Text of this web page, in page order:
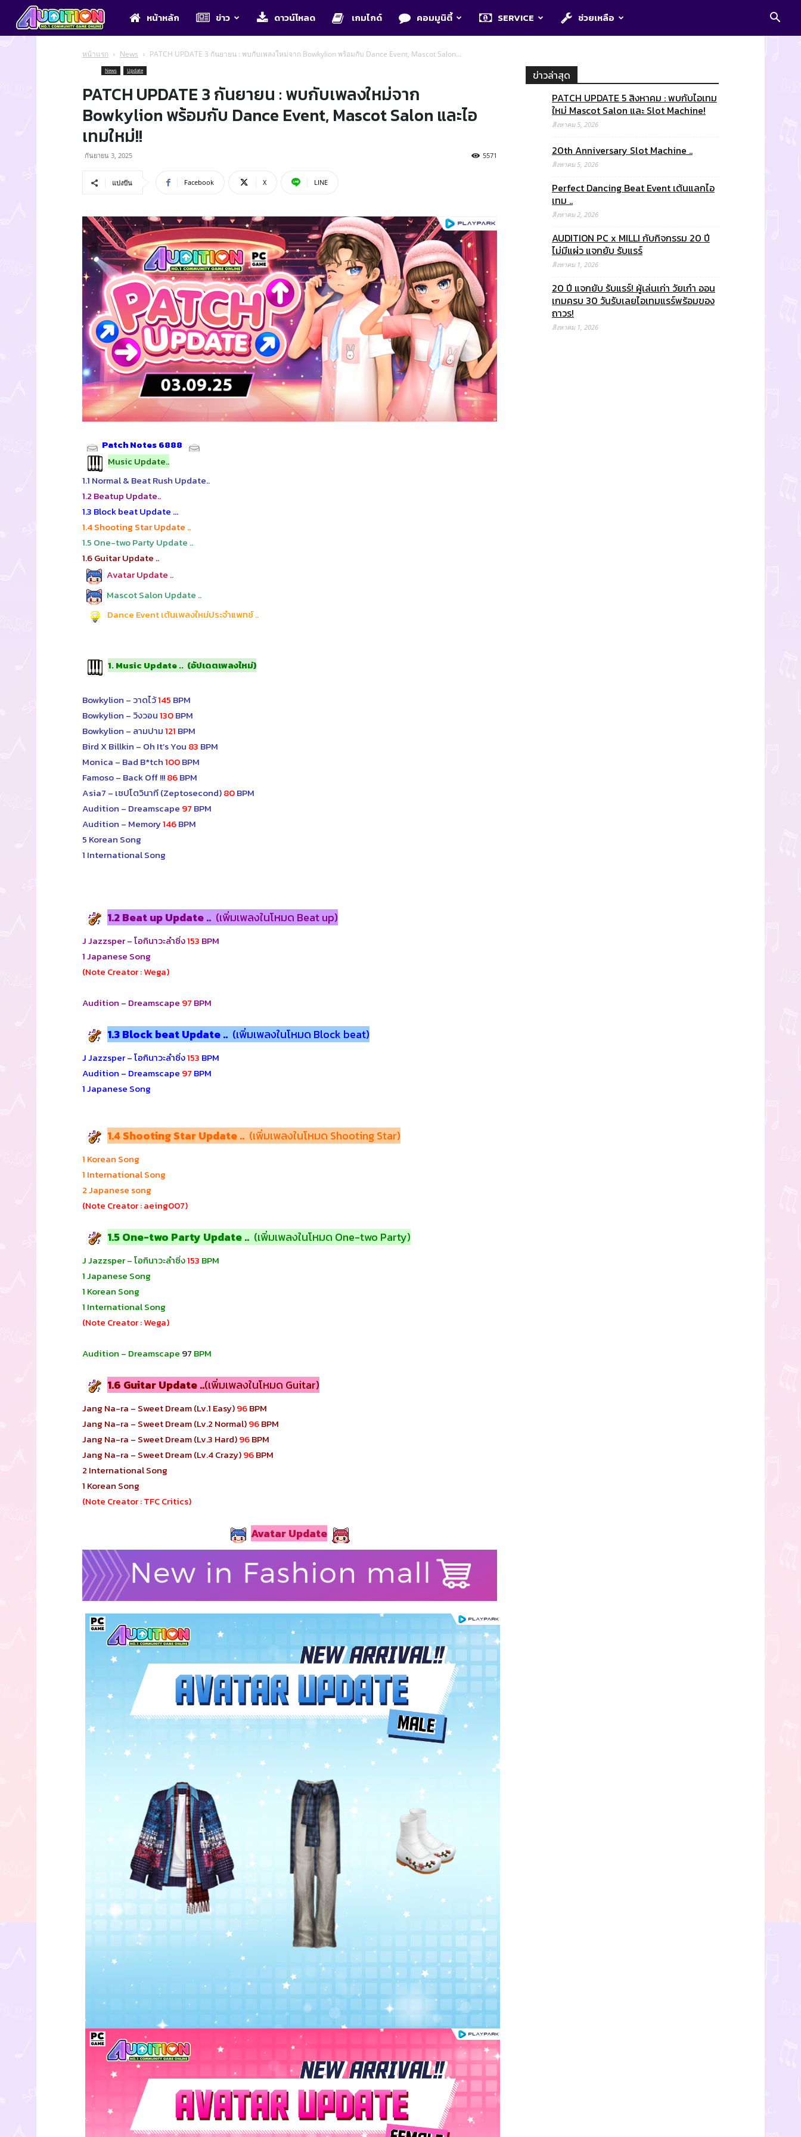
Auditionหน้าหลัก ข่าว ดาวน์โหลด เกมไกด์ คอมมูนิตี้ SERVICE ช่วยเหลือ
หน้าแรก News PATCH UPDATE 3 กันยายน : พบกับเพลงใหม่จาก Bowkylion พร้อมกับ Dance Event, Mascot Salon...
News Update
PATCH UPDATE 3 กันยายน : พบกับเพลงใหม่จาก
Bowkylion พร้อมกับ Dance Event, Mascot Salon และไอ
เทมใหม่!!
กันยายน 3, 2025 5571
แบ่งปัน Facebook X LINE
Patch Notes 6888
Music Update..
1.1 Normal & Beat Rush Update..
1.2 Beatup Update..
1.3 Block beat Update …
1.4 Shooting Star Update ..
1.5 One-two Party Update ..
1.6 Guitar Update ..
Avatar Update ..
Mascot Salon Update ..
Dance Event เต้นเพลงใหม่ประจำแพทช์ ..
1. Music Update .. (อัปเดตเพลงใหม่)
Bowkylion – วาดไว้145 BPM
Bowkylion – วิงวอน130BPM
Bowkylion – ลามปาม121 BPM
Bird X Billkin – Oh It’s You 83 BPM
Monica – Bad B*tch100BPM
Famoso – Back Off !!!86BPM
Asia7 – เซปโตวินาที (Zeptosecond)80BPM
Audition – Dreamscape 97 BPM
Audition – Memory146BPM
5 Korean Song
1 International Song
1.2Beat up Update .. (เพิ่มเพลงในโหมด Beat up)
J Jazzsper – โอกินาวะลำซิ่ง153 BPM
1 Japanese Song
(Note Creator : Wega)
Audition – Dreamscape 97 BPM
1.3Block beat Update .. (เพิ่มเพลงในโหมด Block beat)
J Jazzsper – โอกินาวะลำซิ่ง153 BPM
Audition – Dreamscape 97 BPM
1 Japanese Song
1.4 Shooting Star Update .. (เพิ่มเพลงในโหมด Shooting Star)
1 Korean Song
1 International Song
2 Japanese song
(Note Creator : aeing007)
1.5 One-two Party Update .. (เพิ่มเพลงในโหมด One-two Party)
J Jazzsper – โอกินาวะลำซิ่ง153 BPM
1 Japanese Song
1 Korean Song
1 International Song
(Note Creator : Wega)
Audition – Dreamscape 97 BPM
1.6 Guitar Update ..(เพิ่มเพลงในโหมด Guitar)
Jang Na-ra – Sweet Dream (Lv.1 Easy)96BPM
Jang Na-ra – Sweet Dream (Lv.2 Normal)96BPM
Jang Na-ra – Sweet Dream (Lv.3 Hard)96BPM
Jang Na-ra – Sweet Dream (Lv.4 Crazy)96BPM
2 International Song
1 Korean Song
(Note Creator : TFC Critics)
Avatar Update
ข่าวล่าสุด
PATCH UPDATE 5 สิงหาคม : พบกับไอเทม
ใหม่ Mascot Salon และ Slot Machine!
สิงหาคม 5, 2026
20th Anniversary Slot Machine ..
สิงหาคม 5, 2026
Perfect Dancing Beat Event เต้นแลกไอ
เทม ..
สิงหาคม 2, 2026
AUDITION PC x MILLI กับกิจกรรม 20 ปี
ไม่มีแผ่ว แจกยับ รับแรร์
สิงหาคม 1, 2026
20 ปี แจกยับ รับแรร์! ผู้เล่นเก่า วัยเก๋า ออน
เกมครบ 30 วันรับเลยไอเทมแรร์พร้อมของ
ถาวร!
สิงหาคม 1, 2026